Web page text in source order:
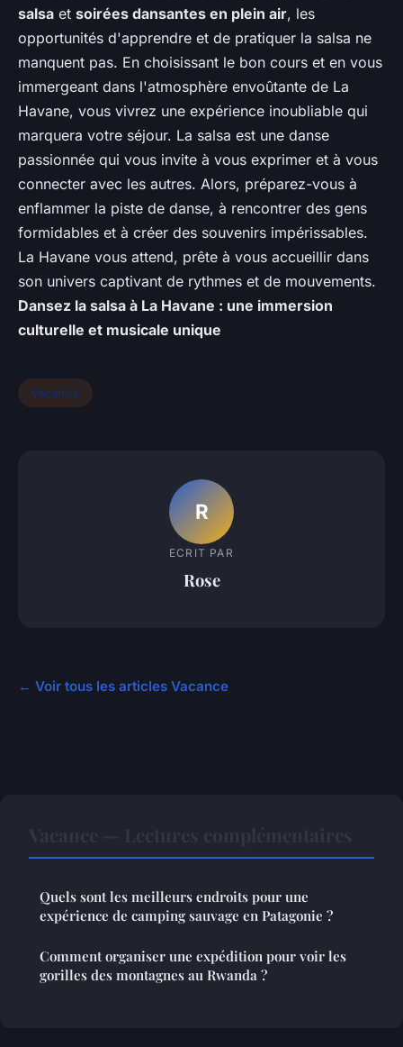
salsa et soirées dansantes en plein air, les
opportunités d'apprendre et de pratiquer la salsa ne
manquent pas. En choisissant le bon cours et en vous
immergeant dans l'atmosphère envoûtante de La
Havane, vous vivrez une expérience inoubliable qui
marquera votre séjour. La salsa est une danse
passionnée qui vous invite à vous exprimer et à vous
connecter avec les autres. Alors, préparez-vous à
enflammer la piste de danse, à rencontrer des gens
formidables et à créer des souvenirs impérissables.
La Havane vous attend, prête à vous accueillir dans
son univers captivant de rythmes et de mouvements.
Dansez la salsa à La Havane : une immersion
culturelle et musicale unique
Vacance
R
ECRIT PAR
Rose
← Voir tous les articles Vacance
Quels sont les meilleurs endroits pour une
expérience de camping sauvage en Patagonie ?
Comment organiser une expédition pour voir les
gorilles des montagnes au Rwanda ?